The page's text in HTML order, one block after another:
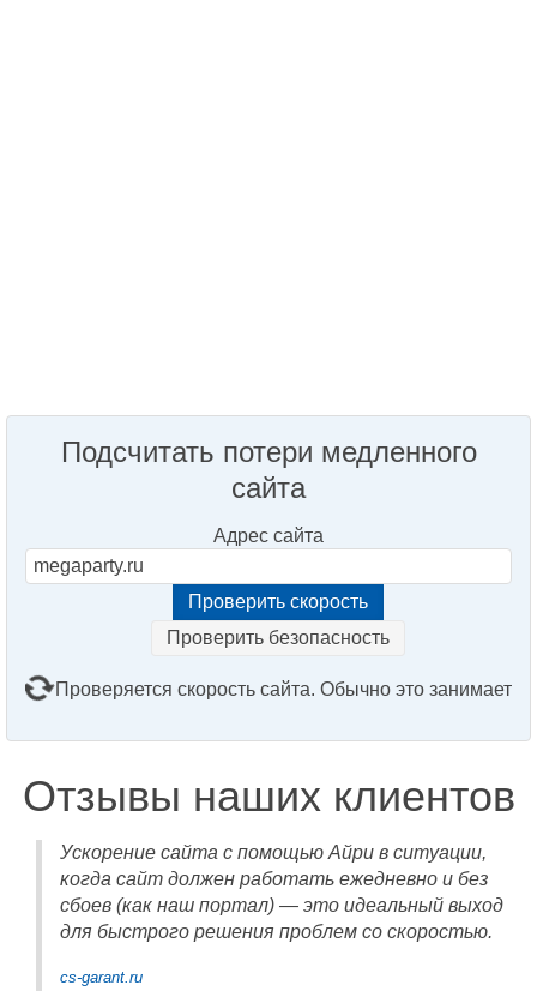
Подсчитать потери медленного
сайта
Адрес сайта
Проверить безопасность
Проверяется скорость сайта. Обычно это занимает
Отзывы наших клиентов
Ускорение сайта с помощью Айри в ситуации,
когда сайт должен работать ежедневно и без
сбоев (как наш портал) — это идеальный выход
для быстрого решения проблем со скоростью.
cs-garant.ru